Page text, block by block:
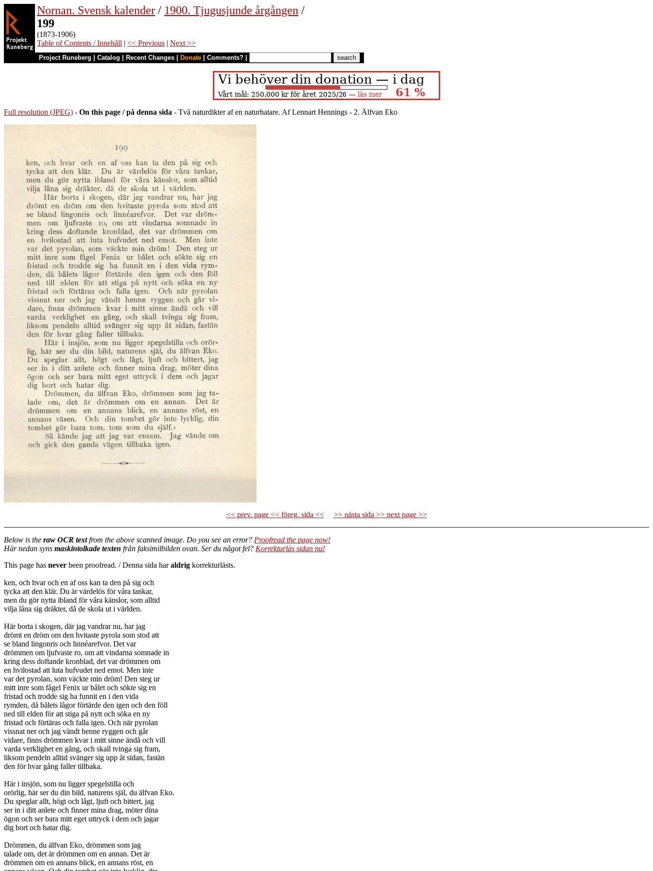
Nornan. Svensk kalender / 1900. Tjugusjunde årgången /
199
(1873-1906)
Table of Contents / Innehåll | << Previous | Next >>
Project Runeberg Catalog Recent Changes Donate Comments?
Full resolution (JPEG) - On this page / på denna sida - Två naturdikter af en naturhatare. Af Lennart Hennings - 2. Älfvan Eko
<< prev. page << föreg. sida << >> nästa sida >> next page >>
Below is the raw OCR textfrom the above scanned image. Do you see an error? Proofread the page now!
Här nedan syns maskintolkade texten från faksimilbilden ovan. Ser du något fel? Korrekturläs sidan nu!
This page has never been proofread. / Denna sida haraldrig korrekturlästs.
ken, och hvar och en af oss kan ta den på sig och
tycka att den klär. Du är värdelös för våra tankar,
men du gör nytta ibland för våra känslor, som alltid
vilja låna sig dräkter, då de skola ut i världen.
Här borta i skogen, där jag vandrar nu, har jag
drömt en dröm om den hvitaste pyrola som stod att
se bland lingonris och linnéarefvor. Det var
drömmen om ljufvaste ro, om att vindarna somnade in
kring dess doftande kronblad, det var drömmen om
en hvilostad att luta hufvudet ned emot. Men inte
var det pyrolan, som väckte min dröm! Den steg ur
mitt inre som fågel Fenix ur bålet och sökte sig en
fristad och trodde sig ha funnit en i den vida
rymden, då bålets lågor förtärde den igen och den föll
ned till elden för att stiga på nytt och söka en ny
fristad och förtäras och falla igen. Och när pyrolan
vissnat ner och jag vändt henne ryggen och går
vidare, finns drömmen kvar i mitt sinne ändå och vill
varda verklighet en gång, och skall tvinga sig fram,
liksom pendeln alltid svänger sig upp åt sidan, fastän
den för hvar gång faller tillbaka.
Här i insjön, som nu ligger spegelstilla och
orörlig, här ser du din bild, naturens själ, du älfvan Eko.
Du speglar allt, högt och lågt, ljuft och bittert, jag
ser in i ditt anlete och finner mina drag, möter dina
ögon och ser bara mitt eget uttryck i dem och jagar
dig bort och hatar dig.
Drömmen, du älfvan Eko, drömmen som jag
talade om, det är drömmen om en annan. Det är
drömmen om en annans blick, en annans röst, en